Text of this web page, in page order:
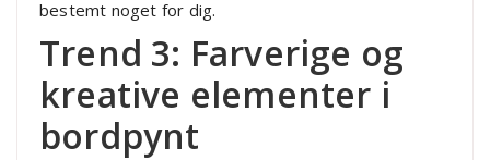
bestemt noget for dig.
Trend 3: Farverige og
kreative elementer i
bordpynt